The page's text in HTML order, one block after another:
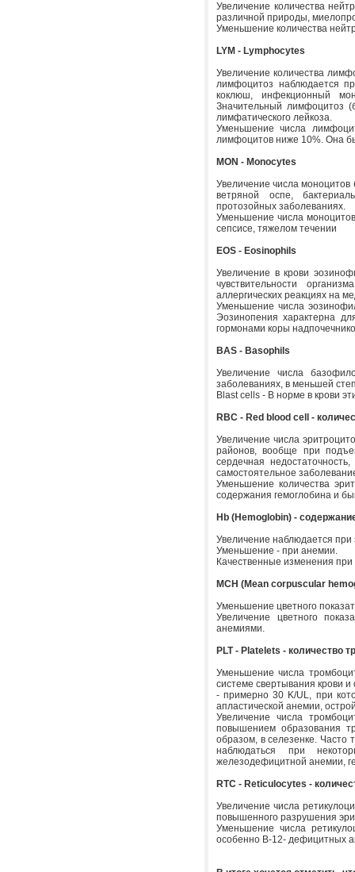
Увеличение количества
различной природы,
Уменьшение количества
LYM - Lymphocytes
Увеличение количества
лимфоцитоз наблюдается
коклюш, инфекционный
Значительный лимфоцитоз
лимфатического лейкоза.
Уменьшение числа
лимфоцитов ниже 10%. Она
MON - Monocytes
Увеличение числа моноцитов
ветряной оспе,
протозойных заболеваниях.
Уменьшение числа
сепсисе, тяжелом течении
EOS - Eosinophils
Увеличение в крови
чувствительности
аллергических реакциях на
Уменьшение числа
Эозинопения характерна
гормонами коры
BAS - Basophils
Увеличение числа
заболеваниях, в меньшей
Blast cells - В норме в крови
RBC - Red blood cell -
Увеличение числа
районов, вообще при
сердечная
самостоятельное
Уменьшение количества
содержания гемоглобина и
Hb (Hemoglobin) -
Увеличение наблюдается при
Уменьшение - при анемии.
Качественные изменения
MCH (Mean corpuscular
Уменьшение цветного
Увеличение цветного
анемиями.
PLT - Platelets - количество
Уменьшение числа
системе свертывания крови
- примерно 30 K/UL, при
апластической анемии,
Увеличение числа
повышением образования
образом, в селезенке. Часто
наблюдаться при
железодефицитной анемии,
RTC - Reticulocytes -
Увеличение числа
повышенного разрушения
Уменьшение числа
особенно В-12- дефицитных